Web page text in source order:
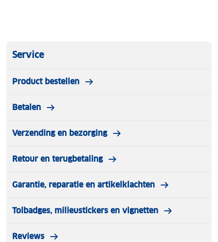
Service
Product bestellen
Betalen
Verzending en bezorging
Retour en terugbetaling
Garantie, reparatie en artikelklachten
Tolbadges, milieustickers en vignetten
Reviews